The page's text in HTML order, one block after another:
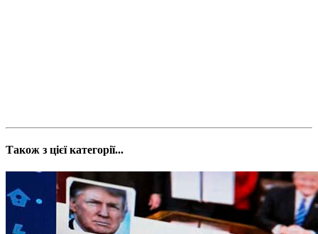
Також з цієї категорії...